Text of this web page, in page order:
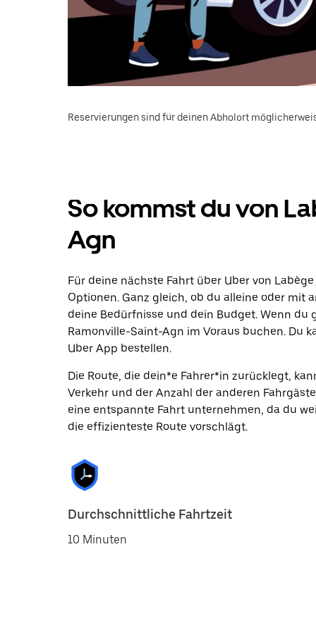
Reservierungen sind für deinen Abholort
So kommst du von
Agn
Für deine nächste Fahrt über Uber von
Optionen. Ganz gleich, ob du alleine oder mit
deine Bedürfnisse und dein Budget. Wenn du
Ramonville-Saint-Agn im Voraus buchen. Du
Uber App bestellen.
Die Route, die dein*e Fahrer*in zurücklegt,
Verkehr und der Anzahl der anderen
eine entspannte Fahrt unternehmen, da du
die effizienteste Route vorschlägt.
Durchschnittliche Fahrtzeit
10 Minuten